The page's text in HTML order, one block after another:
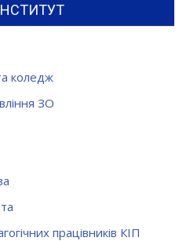
коледж
ЗО
працівників КІП